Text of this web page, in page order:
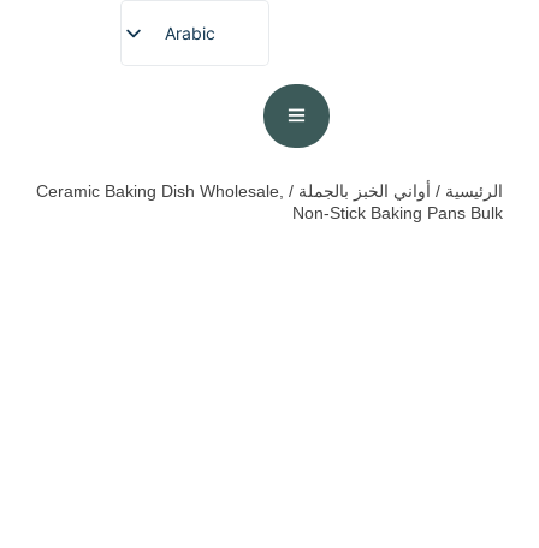
Arabic
English
Spanish
الرئيسية / أواني الخبز بالجملة
/ Ceramic Baking Dish Wholesale,
Non-Stick Baking Pans Bulk